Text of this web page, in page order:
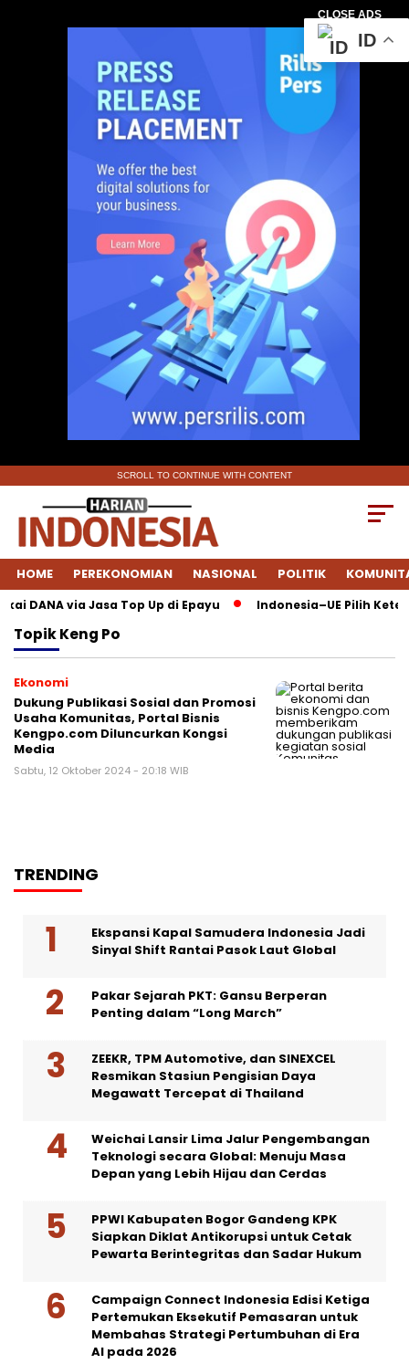
CLOSE ADS
SCROLL TO CONTINUE WITH CONTENT
HOME PEREKONOMIAN NASIONAL POLITIK
DANA via Jasa Top Up di Epayu Indonesia–UE Pilih
TopikKeng Po
Ekonomi
Dukung Publikasi Sosial dan Promosi
Usaha Komunitas, Portal Bisnis
Kengpo.com Diluncurkan Kongsi
Media
Sabtu, 12 Oktober 2024 - 20:18 WIB
TRENDING
Ekspansi Kapal Samudera Indonesia Jadi
Sinyal Shift Rantai Pasok Laut Global
Pakar Sejarah PKT: Gansu Berperan
Penting dalam “Long March”
ZEEKR, TPM Automotive, dan SINEXCEL
Resmikan Stasiun Pengisian Daya
Megawatt Tercepat di Thailand
Weichai Lansir Lima Jalur Pengembangan
Teknologi secara Global: Menuju Masa
Depan yang Lebih Hijau dan Cerdas
PPWI Kabupaten Bogor Gandeng KPK
Siapkan Diklat Antikorupsi untuk Cetak
Pewarta Berintegritas dan Sadar Hukum
Campaign Connect Indonesia Edisi Ketiga
Pertemukan Eksekutif Pemasaran untuk
Membahas Strategi Pertumbuhan di Era
AI pada 2026
ID